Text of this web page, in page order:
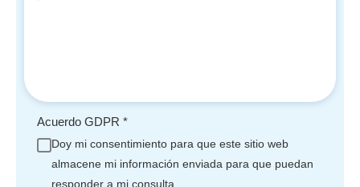
Acuerdo GDPR *
Doy mi consentimiento para que este sitio web
almacene mi información enviada para que puedan
responder a mi consulta.